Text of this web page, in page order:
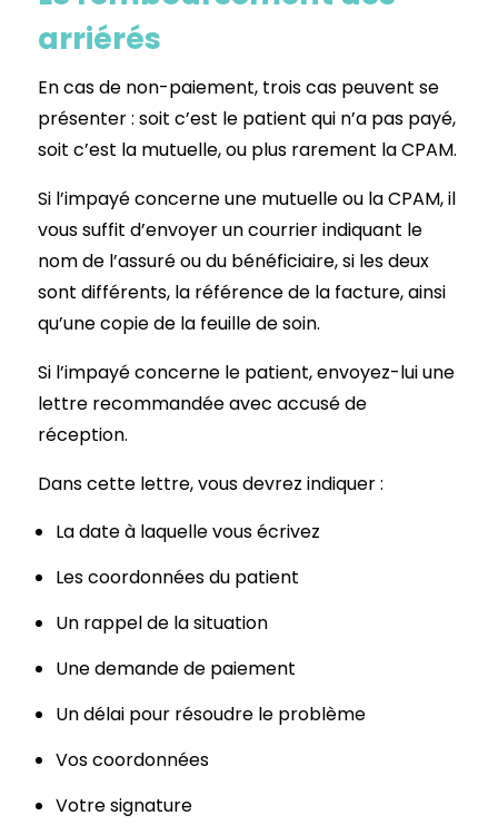
arriérés
En cas de non-paiement, trois cas peuvent se
présenter : soit c’est le patient qui n’a pas payé,
soit c’est la mutuelle, ou plus rarement la CPAM.
Si l’impayé concerne une mutuelle ou la CPAM, il
vous suffit d’envoyer un courrier indiquant le
nom de l’assuré ou du bénéficiaire, si les deux
sont différents, la référence de la facture, ainsi
qu’une copie de la feuille de soin.
Si l’impayé concerne le patient, envoyez-lui une
lettre recommandée avec accusé de
réception.
Dans cette lettre, vous devrez indiquer :
La date à laquelle vous écrivez
Les coordonnées du patient
Un rappel de la situation
Une demande de paiement
Un délai pour résoudre le problème
Vos coordonnées
Votre signature